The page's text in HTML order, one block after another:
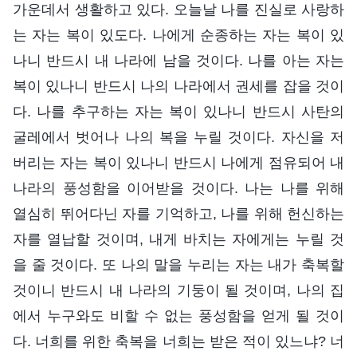
가운데서 생활하고 있다. 오늘날 나를 진실로 사랑하
는 자는 복이 있도다. 나에게 순종하는 자는 복이 있
나니 반드시 내 나라에 남을 것이다. 나를 아는 자는
복이 있나니 반드시 나의 나라에서 권세를 잡을 것이
다. 나를 추구하는 자는 복이 있나니 반드시 사탄의
굴레에서 벗어나 나의 복을 누릴 것이다. 자신을 저
버리는 자는 복이 있나니 반드시 나에게 점유되어 내
나라의 풍성함을 이어받을 것이다. 나는 나를 위해
열심히 뛰어다닌 자를 기억하고, 나를 위해 헌신하는
자를 열납할 것이며, 내게 바치는 자에게는 누릴 것
을 줄 것이다. 또 나의 말을 누리는 자는 내가 축복할
것이니 반드시 내 나라의 기둥이 될 것이며, 나의 집
에서 누구와도 비할 수 없는 풍성함을 얻게 될 것이
다. 너희를 위한 축복을 너희는 받은 적이 있느냐? 너